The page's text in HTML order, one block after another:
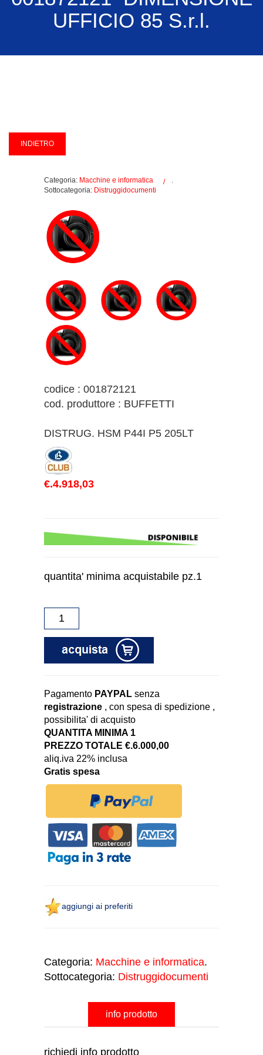
UFFICIO 85 S.r.l.
Categoria: Macchine e informatica
.
Sottocategoria: Distruggidocumenti
codice : 001872121
cod. produttore : BUFFETTI
DISTRUG. HSM P44I P5 205LT
€.4.918,03
quantita' minima acquistabile pz.1
Pagamento PAYPAL senza
registrazione , con spesa di spedizione ,
possibilita' di acquisto
QUANTITA MINIMA 1
PREZZO TOTALE €.6.000,00
aliq.iva 22% inclusa
Gratis spesa
aggiungi ai preferiti
Categoria: Macchine e informatica.
Sottocategoria: Distruggidocumenti
info prodotto
richiedi info prodotto